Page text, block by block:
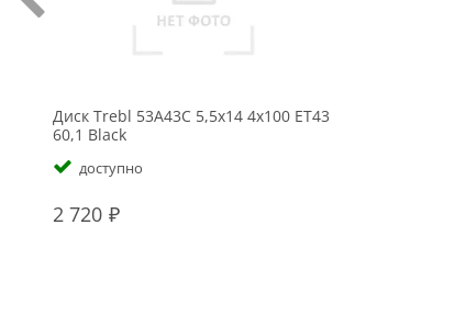
Диск Trebl 53A43C 5,5x14 4x100 ET43
60,1 Black
доступно
2 720